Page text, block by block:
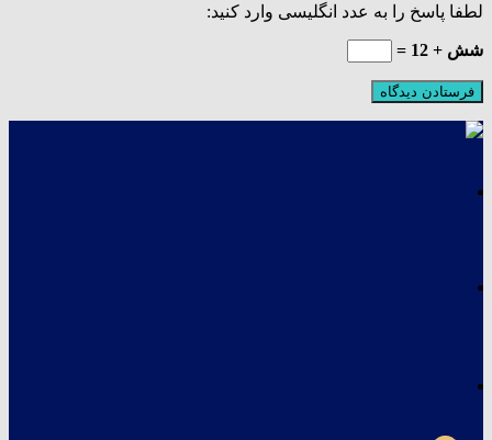
لطفا پاسخ را به عدد انگلیسی وارد کنید:
شش + 12 =